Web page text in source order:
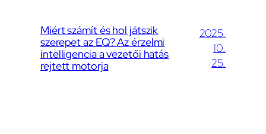
Miért számít és hol játszik
szerepet az EQ? Az érzelmi
intelligencia a vezetői hatás
rejtett motorja
2025.
10.
25.